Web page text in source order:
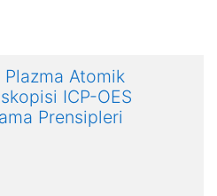
Atomik
ICP-OES
Prensipleri